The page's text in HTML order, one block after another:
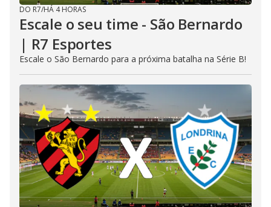
DO R7/HÁ 4 HORAS
Escale o seu time - São Bernardo
| R7 Esportes
Escale o São Bernardo para a próxima batalha na Série B!